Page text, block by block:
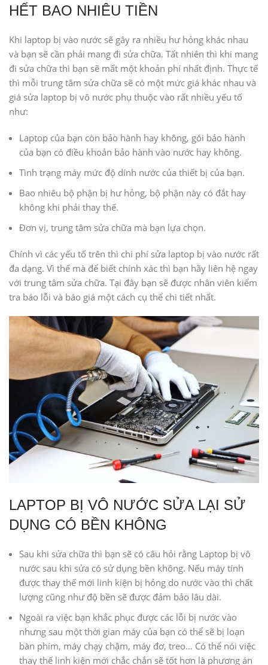
HẾT BAO NHIÊU TIỀN
Khi laptop bị vào nước sẽ gây ra nhiều hư hỏng khác nhau
và bạn sẽ cần phải mang đi sửa chữa. Tất nhiên thì khi mang
đi sửa chữa thì bạn sẽ mất một khoản phí nhất định. Thực tế
thì mỗi trung tâm sửa chữa sẽ có một mức giá khác nhau và
giá sửa laptop bị vô nước phụ thuộc vào rất nhiều yếu tố
như:
Laptop của bạn còn bảo hành hay không, gói bảo hành
của bạn có điều khoản bảo hành vào nước hay không.
Tình trạng máy mức độ dính nước của thiết bị của bạn.
Bao nhiêu bộ phận bị hư hỏng, bộ phận này có đắt hay
không khi phải thay thế.
Đơn vị, trung tâm sửa chữa mà bạn lựa chọn.
Chính vì các yếu tố trên thì chi phí sửa laptop bị vào nước rất
đa dạng. Vì thế mà để biết chính xác thì bạn hãy liên hệ ngay
với trung tâm sửa chữa. Tại đây bạn sẽ được nhân viên kiểm
tra báo lỗi và báo giá một cách cụ thể chi tiết nhất.
LAPTOP BỊ VÔ NƯỚC SỬA LẠI SỬ
DỤNG CÓ BỀN KHÔNG
Sau khi sửa chữa thì bạn sẽ có câu hỏi rằng Laptop bị vô
nước sau khi sửa có sử dụng bền không. Nếu máy tính
được thay thế mới linh kiện bị hỏng do nước vào thì chất
lượng cũng như độ bền sẽ được đảm bảo lâu dài.
Ngoài ra việc bạn khắc phục được các lỗi bị nước vào
nhưng sau một thời gian máy của bạn có thể sẽ bị loạn
bàn phím, máy chạy chậm, máy đơ, treo… Có thể nói việc
thay thế linh kiện mới chắc chắn sẽ tốt hơn là phương án